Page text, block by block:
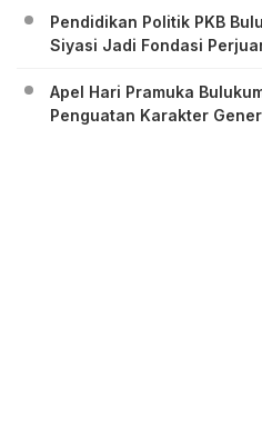
Pendidikan Politik PKB
Siyasi Jadi Fondasi
Apel Hari Pramuka
Penguatan Karakter